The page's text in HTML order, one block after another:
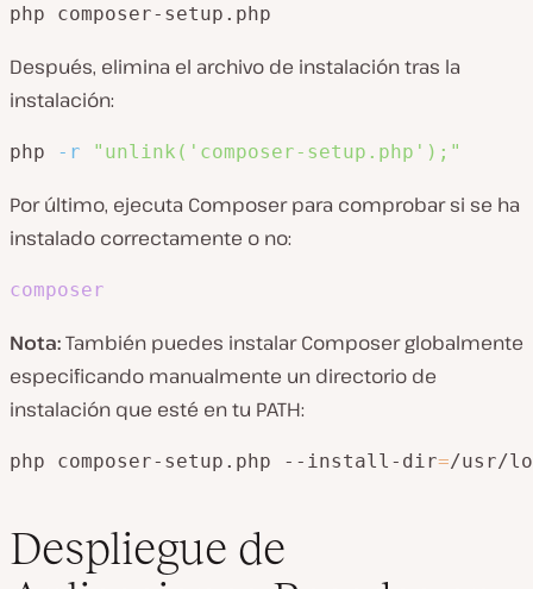
php composer-setup.php
Después, elimina el archivo de instalación tras la
instalación:
php -r "unlink('composer-setup.php');"
Por último, ejecuta Composer para comprobar si se ha
instalado correctamente o no:
composer
Nota:También puedes instalar Composer globalmente
especificando manualmente un directorio de
instalación que esté en tu PATH:
php composer-setup.php --install-dir=/usr/
Despliegue de